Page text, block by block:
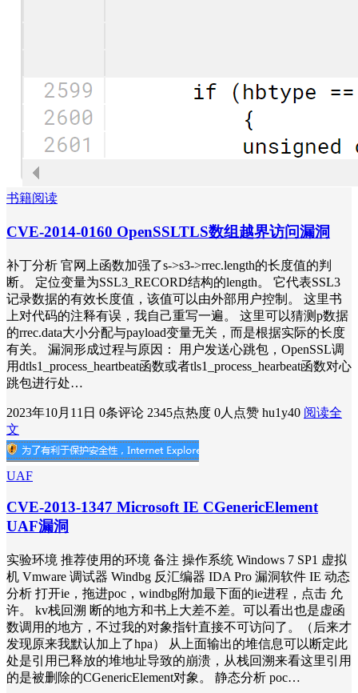
书籍阅读
CVE-2014-0160 OpenSSLTLS数组越界访问漏洞
补丁分析 官网上函数加强了s->s3->rrec.length的长度值的判
断。 定位变量为SSL3_RECORD结构的length。 它代表SSL3
记录数据的有效长度值，该值可以由外部用户控制。 这里书
上对代码的注释有误，我自己重写一遍。 这里可以猜测p数据
的rrec.data大小分配与payload变量无关，而是根据实际的长度
有关。 漏洞形成过程与原因： 用户发送心跳包，OpenSSL调
用dtls1_process_heartbeat函数或者tls1_process_hearbeat函数对心
跳包进行处…
2023年10月11日 0条评论 2345点热度 0人点赞 hu1y40 阅读全
文
UAF
CVE-2013-1347 Microsoft IE CGenericElement
UAF漏洞
实验环境 推荐使用的环境 备注 操作系统 Windows 7 SP1 虚拟
机 Vmware 调试器 Windbg 反汇编器 IDA Pro 漏洞软件 IE 动态
分析 打开ie，拖进poc，windbg附加最下面的ie进程，点击 允
许。 kv栈回溯 断的地方和书上大差不差。可以看出也是虚函
数调用的地方，不过我的对象指针直接不可访问了。（后来才
发现原来我默认加上了hpa） 从上面输出的堆信息可以断定此
处是引用已释放的堆地址导致的崩溃，从栈回溯来看这里引用
的是被删除的CGenericElement对象。 静态分析 poc…